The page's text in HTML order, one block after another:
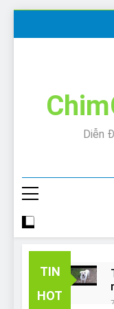
Diễn
TIN
HOT